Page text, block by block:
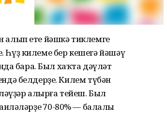
алып ете йәшкә тиклемге
Һүҙ килеме бер кешегә йәшәү
бара. Был хаҡта дәүләт
белдерҙе. Килем түбән
алырға тейеш. Был
70-80% — балалы